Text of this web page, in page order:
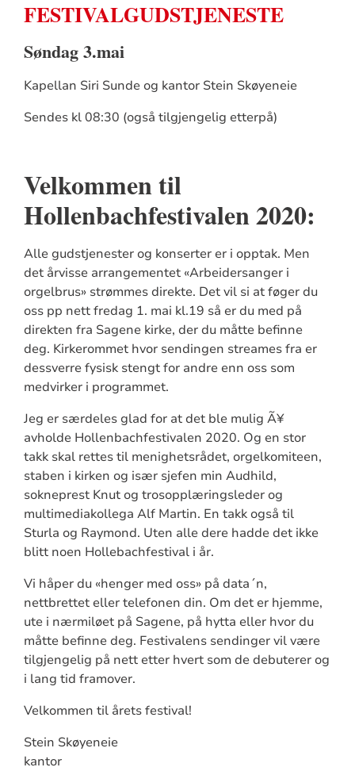
FESTIVALGUDSTJENESTE
Søndag 3.mai
Kapellan Siri Sunde og kantor Stein Skøyeneie
Sendes kl 08:30 (også tilgjengelig etterpå)
Velkommen til
Hollenbachfestivalen 2020:
Alle gudstjenester og konserter er i opptak. Men
det årvisse arrangementet «Arbeidersanger i
orgelbrus» strømmes direkte. Det vil si at føger du
oss pp nett fredag 1. mai kl.19 så er du med på
direkten fra Sagene kirke, der du måtte befinne
deg. Kirkerommet hvor sendingen streames fra er
dessverre fysisk stengt for andre enn oss som
medvirker i programmet.
Jeg er særdeles glad for at det ble mulig Ã¥
avholde Hollenbachfestivalen 2020. Og en stor
takk skal rettes til menighetsrådet, orgelkomiteen,
staben i kirken og især sjefen min Audhild,
sokneprest Knut og trosopplæringsleder og
multimediakollega Alf Martin. En takk også til
Sturla og Raymond. Uten alle dere hadde det ikke
blitt noen Hollebachfestival i år.
Vi håper du «henger med oss» på data´n,
nettbrettet eller telefonen din. Om det er hjemme,
ute i nærmiløet på Sagene, på hytta eller hvor du
måtte befinne deg. Festivalens sendinger vil være
tilgjengelig på nett etter hvert som de debuterer og
i lang tid framover.
Velkommen til årets festival!
Stein Skøyeneie
kantor